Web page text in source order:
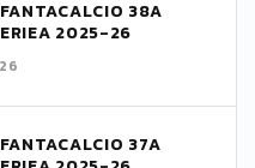
38A
2025-26
37A